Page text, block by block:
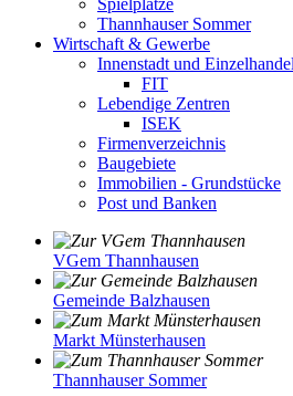
Spielplätze
Thannhauser Sommer
Wirtschaft & Gewerbe
Innenstadt und Einzelhandel
FIT
Lebendige Zentren
ISEK
Firmenverzeichnis
Baugebiete
Immobilien - Grundstücke
Post und Banken
VGem Thannhausen
Gemeinde Balzhausen
Markt Münsterhausen
Thannhauser Sommer